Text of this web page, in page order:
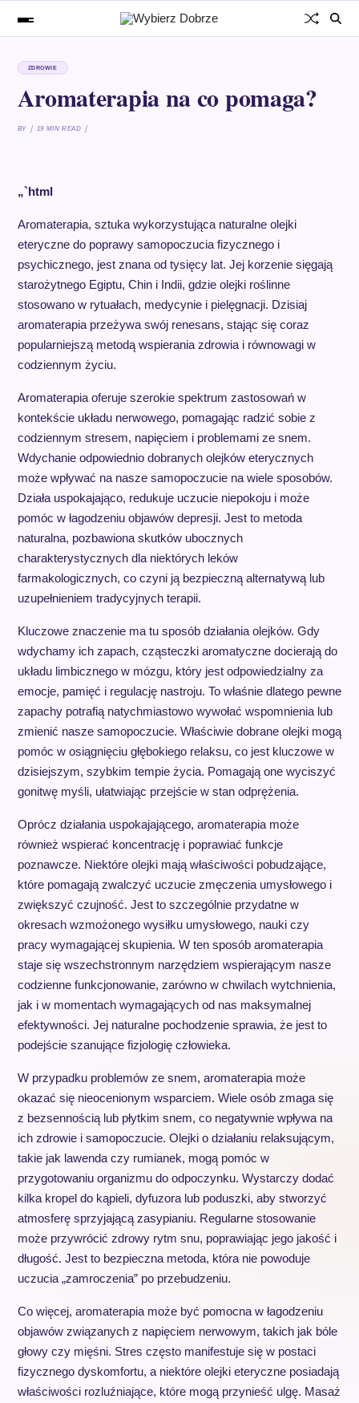
ZDROWIE
Aromaterapia na co pomaga?
BY 19 MIN READ
„`html
Aromaterapia, sztuka wykorzystująca naturalne olejki
eteryczne do poprawy samopoczucia fizycznego i
psychicznego, jest znana od tysięcy lat. Jej korzenie sięgają
starożytnego Egiptu, Chin i Indii, gdzie olejki roślinne
stosowano w rytuałach, medycynie i pielęgnacji. Dzisiaj
aromaterapia przeżywa swój renesans, stając się coraz
popularniejszą metodą wspierania zdrowia i równowagi w
codziennym życiu.
Aromaterapia oferuje szerokie spektrum zastosowań w
kontekście układu nerwowego, pomagając radzić sobie z
codziennym stresem, napięciem i problemami ze snem.
Wdychanie odpowiednio dobranych olejków eterycznych
może wpływać na nasze samopoczucie na wiele sposobów.
Działa uspokajająco, redukuje uczucie niepokoju i może
pomóc w łagodzeniu objawów depresji. Jest to metoda
naturalna, pozbawiona skutków ubocznych
charakterystycznych dla niektórych leków
farmakologicznych, co czyni ją bezpieczną alternatywą lub
uzupełnieniem tradycyjnych terapii.
Kluczowe znaczenie ma tu sposób działania olejków. Gdy
wdychamy ich zapach, cząsteczki aromatyczne docierają do
układu limbicznego w mózgu, który jest odpowiedzialny za
emocje, pamięć i regulację nastroju. To właśnie dlatego pewne
zapachy potrafią natychmiastowo wywołać wspomnienia lub
zmienić nasze samopoczucie. Właściwie dobrane olejki mogą
pomóc w osiągnięciu głębokiego relaksu, co jest kluczowe w
dzisiejszym, szybkim tempie życia. Pomagają one wyciszyć
gonitwę myśli, ułatwiając przejście w stan odprężenia.
Oprócz działania uspokajającego, aromaterapia może
również wspierać koncentrację i poprawiać funkcje
poznawcze. Niektóre olejki mają właściwości pobudzające,
które pomagają zwalczyć uczucie zmęczenia umysłowego i
zwiększyć czujność. Jest to szczególnie przydatne w
okresach wzmożonego wysiłku umysłowego, nauki czy
pracy wymagającej skupienia. W ten sposób aromaterapia
staje się wszechstronnym narzędziem wspierającym nasze
codzienne funkcjonowanie, zarówno w chwilach wytchnienia,
jak i w momentach wymagających od nas maksymalnej
efektywności. Jej naturalne pochodzenie sprawia, że jest to
podejście szanujące fizjologię człowieka.
W przypadku problemów ze snem, aromaterapia może
okazać się nieocenionym wsparciem. Wiele osób zmaga się
z bezsennością lub płytkim snem, co negatywnie wpływa na
ich zdrowie i samopoczucie. Olejki o działaniu relaksującym,
takie jak lawenda czy rumianek, mogą pomóc w
przygotowaniu organizmu do odpoczynku. Wystarczy dodać
kilka kropel do kąpieli, dyfuzora lub poduszki, aby stworzyć
atmosferę sprzyjającą zasypianiu. Regularne stosowanie
może przywrócić zdrowy rytm snu, poprawiając jego jakość i
długość. Jest to bezpieczna metoda, która nie powoduje
uczucia „zamroczenia” po przebudzeniu.
Co więcej, aromaterapia może być pomocna w łagodzeniu
objawów związanych z napięciem nerwowym, takich jak bóle
głowy czy mięśni. Stres często manifestuje się w postaci
fizycznego dyskomfortu, a niektóre olejki eteryczne posiadają
właściwości rozluźniające, które mogą przynieść ulgę. Masaż